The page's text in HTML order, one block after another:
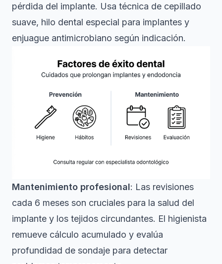
pérdida del implante. Usa técnica de cepillado
suave, hilo dental especial para implantes y
enjuague antimicrobiano según indicación.
Mantenimiento profesional: Las revisiones
cada 6 meses son cruciales para la salud del
implante y los tejidos circundantes. El higienista
remueve cálculo acumulado y evalúa
profundidad de sondaje para detectar